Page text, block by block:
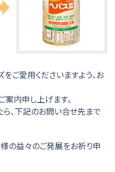
ご愛用くださいますよう、お
案内申し上げます。
、下記のお問い合せ先まで
の益々のご発展をお祈り申